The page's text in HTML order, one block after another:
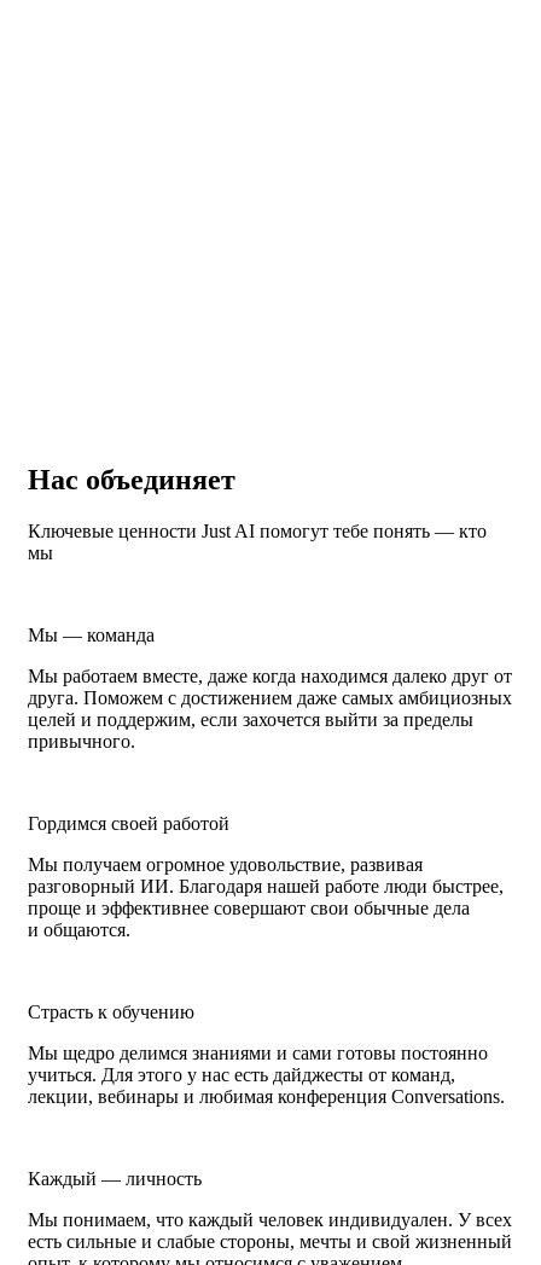
Нас объединяет
Ключевые ценности Just AI помогут тебе понять — кто
мы
Мы — команда
Мы работаем вместе, даже когда находимся далеко друг от
друга. Поможем с достижением даже самых амбициозных
целей и поддержим, если захочется выйти за пределы
привычного.
Гордимся своей работой
Мы получаем огромное удовольствие, развивая
разговорный ИИ. Благодаря нашей работе люди быстрее,
проще и эффективнее совершают свои обычные дела
и общаются.
Страсть к обучению
Мы щедро делимся знаниями и сами готовы постоянно
учиться. Для этого у нас есть дайджесты от команд,
лекции, вебинары и любимая конференция Conversations.
Каждый — личность
Мы понимаем, что каждый человек индивидуален. У всех
есть сильные и слабые стороны, мечты и свой жизненный